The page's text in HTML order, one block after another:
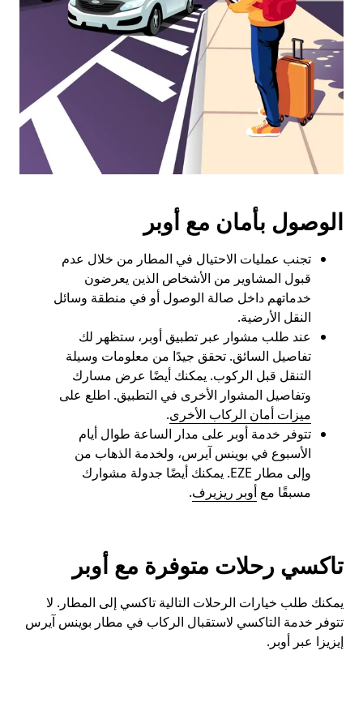
الخروج
لإغلاق
التقويم.
الوصول بأمان مع أوبر
تجنب عمليات الاحتيال في المطار من خلال عدم
قبول المشاوير من الأشخاص الذين يعرضون
خدماتهم داخل صالة الوصول أو في منطقة وسائل
النقل الأرضية.
عند طلب مشوار عبر تطبيق أوبر، ستظهر لك
تفاصيل السائق. تحقق جيدًا من معلومات وسيلة
التنقل قبل الركوب. يمكنك أيضًا عرض مسارك
وتفاصيل المشوار الأخرى في التطبيق. اطلع على
ميزات أمان الركاب الأخرى.
تتوفر خدمة أوبر على مدار الساعة طوال أيام
الأسبوع في بوينس آيرس، ولخدمة الذهاب من
وإلى مطار EZE. يمكنك أيضًا جدولة مشوارك
مسبقًا مع أوبر ريزيرف.
تاكسي رحلات متوفرة مع أوبر
يمكنك طلب خيارات الرحلات التالية تاكسي إلى المطار. لا
تتوفر خدمة التاكسي لاستقبال الركاب في مطار بوينس آيرس
إيزيزا عبر أوبر.